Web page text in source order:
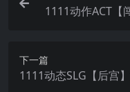
1111动作ACT【闯
下一篇
1111动态SLG【后宫